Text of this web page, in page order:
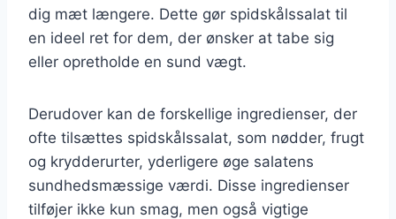
dig mæt længere. Dette gør spidskålssalat til
en ideel ret for dem, der ønsker at tabe sig
eller opretholde en sund vægt.
Derudover kan de forskellige ingredienser, der
ofte tilsættes spidskålssalat, som nødder, frugt
og krydderurter, yderligere øge salatens
sundhedsmæssige værdi. Disse ingredienser
tilføjer ikke kun smag, men også vigtige